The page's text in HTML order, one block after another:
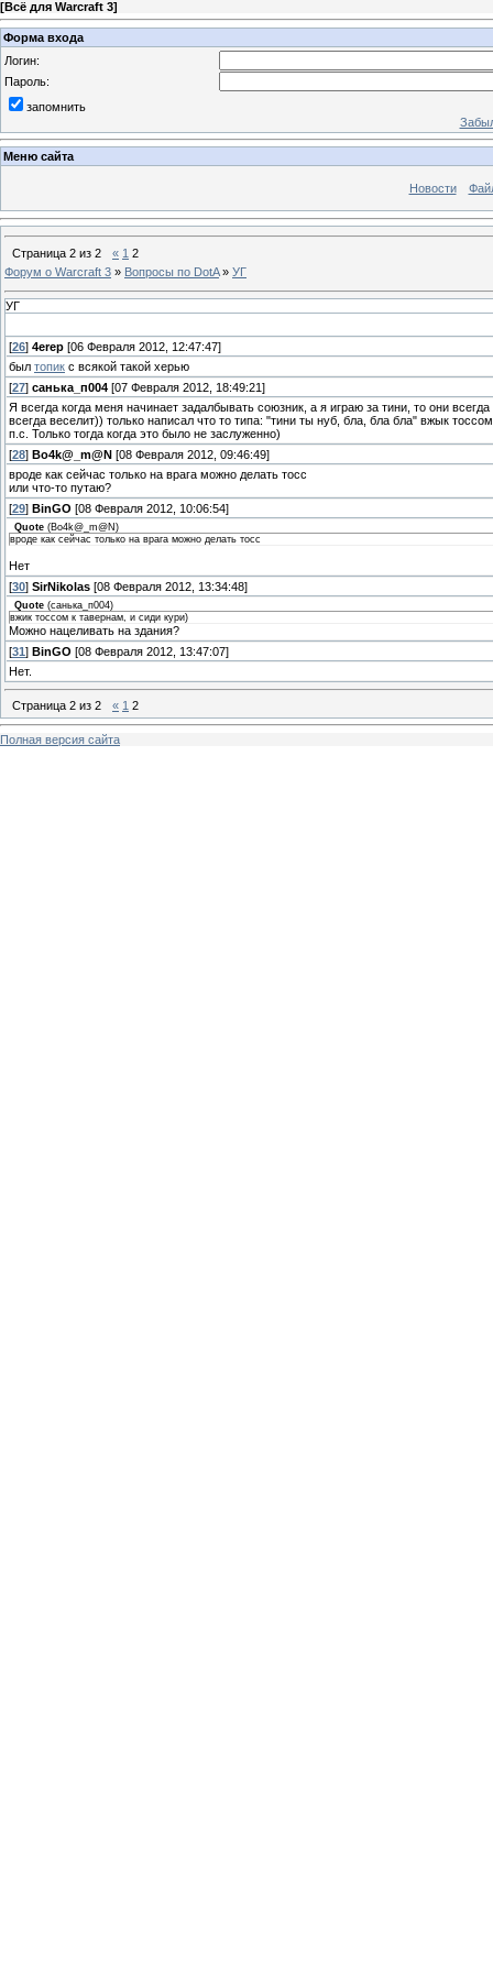
[Всё для Warcraft 3]
Форма входа
Логин:
Пароль:
запомнить
Меню сайта
Новости
Страница 2 из 2 « 1 2
Форум о Warcraft 3 » Вопросы по DotA » УГ
УГ
[26] 4erep [06 Февраля 2012, 12:47:47]
был топик с всякой такой херью
[27] санька_п004 [07 Февраля 2012, 18:49:21]
Я всегда когда меня начинает задалбывать союзник, а я играю за тини, то они
всегда веселит)) только написал что то типа: "тини ты нуб, бла, бла бла" вжык
п.с. Только тогда когда это было не заслуженно)
[28] Bo4k@_m@N [08 Февраля 2012, 09:46:49]
вроде как сейчас только на врага можно делать тосс
или что-то путаю?
[29] BinGO [08 Февраля 2012, 10:06:54]
Quote (Bo4k@_m@N )
вроде как сейчас только на врага можно делать тосс
Нет
[30] SirNikolas [08 Февраля 2012, 13:34:48]
Quote (санька_п004)
вжик тоссом к тавернам, и сиди кури)
Можно нацеливать на здания?
[31 ] BinGO [08 Февраля 2012, 13:47:07]
Нет.
Страница 2 из 2 « 1 2
Полная версия сайта